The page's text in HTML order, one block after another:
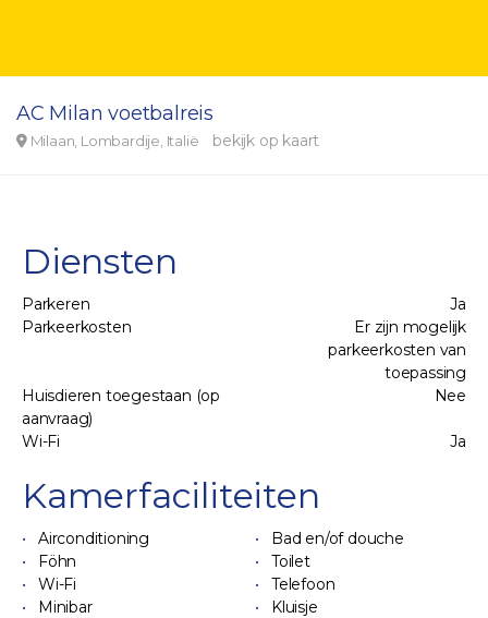
AC Milan voetbalreis
Milaan, Lombardije, Italië bekijk op kaart
Diensten
Parkeren
Ja
Parkeerkosten
Er zijn mogelijk
parkeerkosten van
toepassing
Huisdieren toegestaan (op
aanvraag)
Nee
Wi-Fi Ja
Kamerfaciliteiten
Airconditioning
Bad en/of douche
Föhn
Toilet
Wi-Fi
Telefoon
Minibar
Kluisje